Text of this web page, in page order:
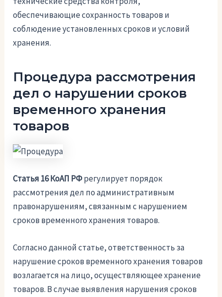
обеспечивающие сохранность товаров и
соблюдение установленных сроков и условий
хранения.
Процедура рассмотрения
дел о нарушении сроков
временного хранения
товаров
Статья 16 КоАП РФрегулирует порядок
рассмотрения дел по административным
правонарушениям, связанным с нарушением
сроков временного хранения товаров.
Согласно данной статье, ответственность за
нарушение сроков временного хранения товаров
возлагается на лицо, осуществляющее хранение
товаров. В случае выявления нарушения сроков